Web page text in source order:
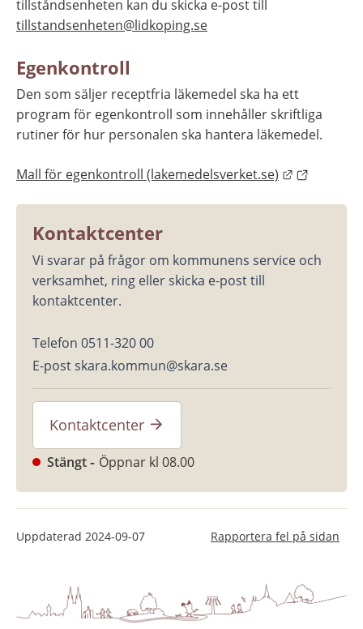
tillstandsenheten@lidkoping.se
Egenkontroll
Den som säljer receptfria läkemedel ska ha ett
program för egenkontroll som innehåller skriftliga
rutiner för hur personalen ska hantera läkemedel.
Mall för egenkontroll (lakemedelsverket.se) Länk till
Kontaktcenter
Vi svarar på frågor om kommunens service och
verksamhet, ring eller skicka e-post till
kontaktcenter.
Telefon 0511-320 00
E-post skara.kommun@skara.se
Kontaktcenter
Stängt Öppnar kl 08.00
Uppdaterad 2024-09-07 Rapportera fel på sidan